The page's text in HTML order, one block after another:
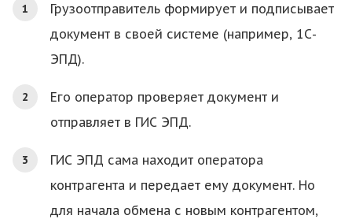
Грузоотправитель формирует и подписывает
документ в своей системе (например, 1С-
ЭПД).
Его оператор проверяет документ и
отправляет в ГИС ЭПД.
ГИС ЭПД сама находит оператора
контрагента и передает ему документ. Но
для начала обмена с новым контрагентом,